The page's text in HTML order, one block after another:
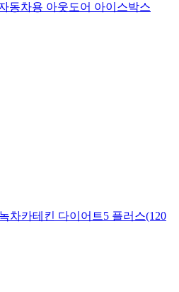
동차용 아웃도어 아이스박스
차카테킨 다이어트5 플러스(120